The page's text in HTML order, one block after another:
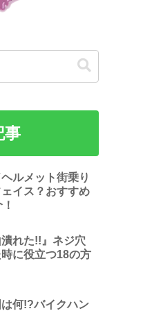
事
ルメット街乗り
イス？おすすめ
潰れた!!』ネジ穴
に役立つ18の方
何!?バイクハン